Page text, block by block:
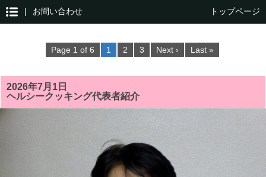
| お問い合わせ トップページ
Page 1 of 6 1 2 3 Next › Last »
2026年7月1日
ヘルシークッキング代表者紹介